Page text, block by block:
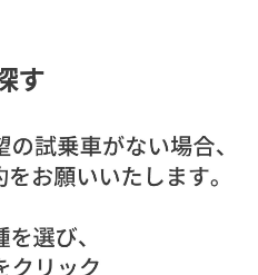
す